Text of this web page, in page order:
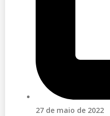
27 de maio de 2022